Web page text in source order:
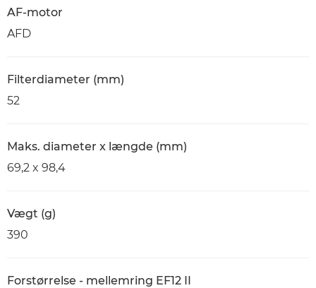
AF-motor
AFD
Filterdiameter (mm)
52
Maks. diameter x længde (mm)
69,2 x 98,4
Vægt (g)
390
Forstørrelse - mellemring EF12 II